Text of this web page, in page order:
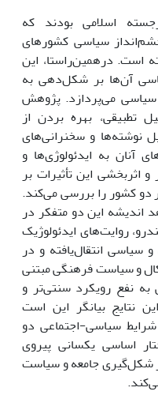
اسلامی بودند که
سیاسی کشورهای
است. درهمین‌راستا، این
آن‌ها بر شکل‌دهی به
می‌پردازد. پژوهش
تطبیقی، بهره بردن از
نوشته‌ها و سخنرانی‌های
آنان به ایدئولوژی‌ها و
این تأثیرات بر
دو کشور را بررسی می‌کند.
اندیشه این دو متفکر در
روایت‌های ایدئولوژیک
انتقال‌یافته و در
و سیاست فرهنگی مبتنی
نفع رویکرد سنتی‌تر و
نتایج بیانگر این است
سیاسی-اجتماعی دو
اساسی یکسانی پیروی
شکل‌گیری جامعه و سیاست